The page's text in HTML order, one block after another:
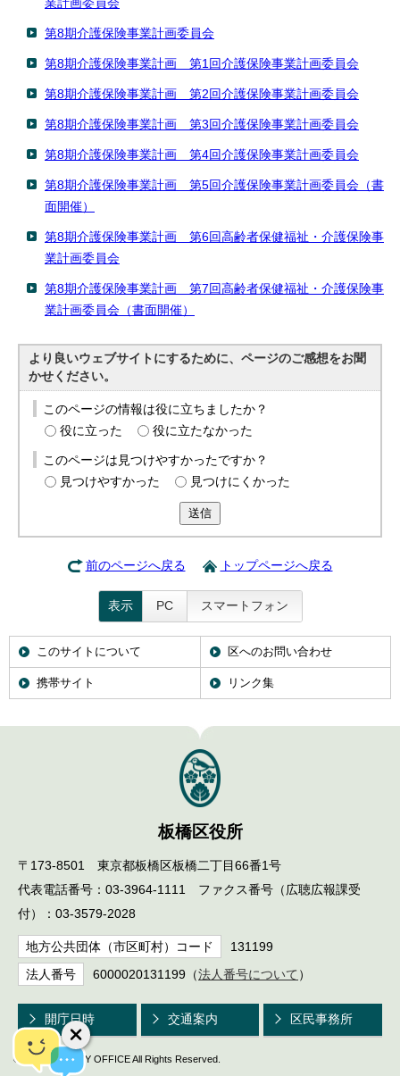
業計画委員会
第8期介護保険事業計画委員会
第8期介護保険事業計画 第1回介護保険事業計画委員会
第8期介護保険事業計画 第2回介護保険事業計画委員会
第8期介護保険事業計画 第3回介護保険事業計画委員会
第8期介護保険事業計画 第4回介護保険事業計画委員会
第8期介護保険事業計画 第5回介護保険事業計画委員会（書
面開催）
第8期介護保険事業計画 第6回高齢者保健福祉・介護保険事
業計画委員会
第8期介護保険事業計画 第7回高齢者保健福祉・介護保険事
業計画委員会（書面開催）
より良いウェブサイトにするために、ページのご感想をお聞
かせください。
このページの情報は役に立ちましたか？
役に立った
役に立たなかった
このページは見つけやすかったですか？
見つけやすかった
見つけにくかった
送信
前のページへ戻る トップページへ戻る
表示 PC スマートフォン
このサイトについて 区へのお問い合わせ
携帯サイト リンク集
板橋区役所
〒173-8501 東京都板橋区板橋二丁目66番1号
代表電話番号：03-3964-1111 ファクス番号（広聴広報課受
付）：03-3579-2028
地方公共団体（市区町村）コード 131199
法人番号 6000020131199（法人番号について ）
開庁日時 交通案内 区民事務所
© ITABASHI CITY OFFICE All Rights Reserved.